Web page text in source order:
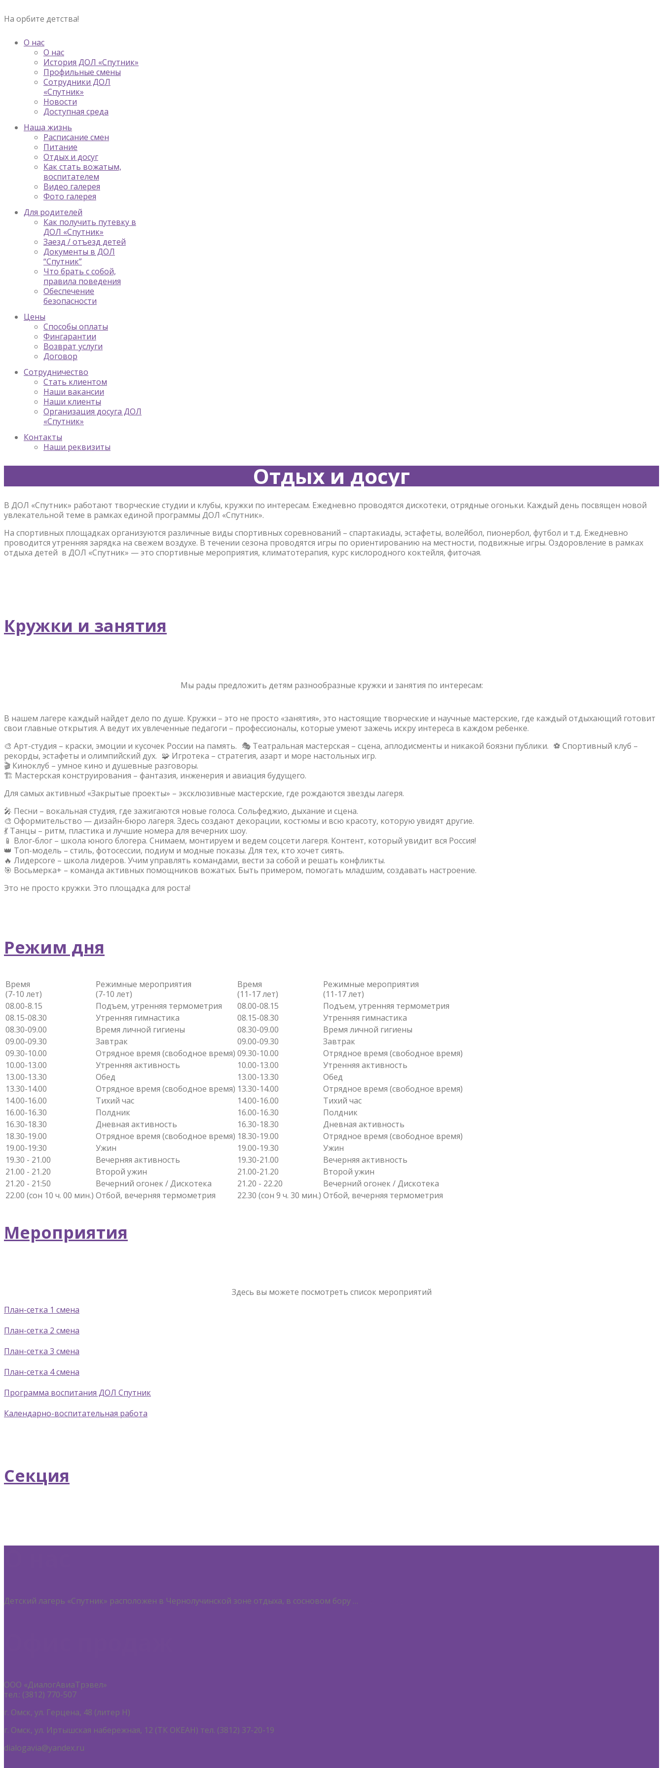
На орбите детства!
О нас
О нас
История ДОЛ «Спутник»
Профильные смены
Сотрудники ДОЛ
«Спутник»
Новости
Доступная среда
Наша жизнь
Расписание смен
Питание
Отдых и досуг
Как стать вожатым,
воспитателем
Видео галерея
Фото галерея
Для родителей
Как получить путевку в
ДОЛ «Спутник»
Заезд / отъезд детей
Документы в ДОЛ
“Спутник”
Что брать с собой,
правила поведения
Обеспечение
безопасности
Цены
Способы оплаты
Фингарантии
Возврат услуги
Договор
Сотрудничество
Стать клиентом
Наши вакансии
Наши клиенты
Организация досуга ДОЛ
«Спутник»
Контакты
Наши реквизиты
Отдых и досуг
В ДОЛ «Спутник» работают творческие студии и клубы, кружки по интересам. Ежедневно проводятся дискотеки, отрядные огоньки. Каждый день посвящен новой
увлекательной теме в рамках единой программы ДОЛ «Спутник».
На спортивных площадках организуются различные виды спортивных соревнований – спартакиады, эстафеты, волейбол, пионербол, футбол и т.д. Ежедневно
проводится утренняя зарядка на свежем воздухе. В течении сезона проводятся игры по ориентированию на местности, подвижные игры. Оздоровление в рамках
отдыха детей в ДОЛ «Спутник» — это спортивные мероприятия, климатотерапия, курс кислородного коктейля, фиточая.
Кружки и занятия
Мы рады предложить детям разнообразные кружки и занятия по интересам:
В нашем лагере каждый найдет дело по душе. Кружки – это не просто «занятия», это настоящие творческие и научные мастерские, где каждый отдыхающий готовит
свои главные открытия. А ведут их увлеченные педагоги – профессионалы, которые умеют зажечь искру интереса в каждом ребенке.
🎨 Арт-студия – краски, эмоции и кусочек России на память. 🎭 Театральная мастерская – сцена, аплодисменты и никакой боязни публики. ⚽ Спортивный клуб –
рекорды, эстафеты и олимпийский дух. 🧩 Игротека – стратегия, азарт и море настольных игр.
🎬 Киноклуб – умное кино и душевные разговоры.
🏗️ Мастерская конструирования – фантазия, инженерия и авиация будущего.
Для самых активных! «Закрытые проекты» – эксклюзивные мастерские, где рождаются звезды лагеря.
🎤 Песни – вокальная студия, где зажигаются новые голоса. Сольфеджио, дыхание и сцена.
🎨 Оформительство — дизайн-бюро лагеря. Здесь создают декорации, костюмы и всю красоту, которую увидят другие.
💃 Танцы – ритм, пластика и лучшие номера для вечерних шоу.
📱 Влог-блог – школа юного блогера. Снимаем, монтируем и ведем соцсети лагеря. Контент, который увидит вся Россия!
👑 Топ-модель – стиль, фотосессии, подиум и модные показы. Для тех, кто хочет сиять.
🔥 Лидерcore – школа лидеров. Учим управлять командами, вести за собой и решать конфликты.
🎯 Восьмерка+ – команда активных помощников вожатых. Быть примером, помогать младшим, создавать настроение.
Это не просто кружки. Это площадка для роста!
Режим дня
Время
(7-10 лет)
Режимные мероприятия
(7-10 лет)
Время
(11-17 лет)
Режимные мероприятия
(11-17 лет)
08.00-8.15
Подъем, утренняя термометрия 08.00-08.15
Подъем, утренняя термометрия
08.15-08.30
Утренняя гимнастика 08.15-08.30
Утренняя гимнастика
08.30-09.00
Время личной гигиены 08.30-09.00
Время личной гигиены
09.00-09.30
Завтрак 09.00-09.30
Завтрак
09.30-10.00
Отрядное время (свободное время) 09.30-10.00
Отрядное время (свободное время)
10.00-13.00
Утренняя активность 10.00-13.00
Утренняя активность
13.00-13.30
Обед 13.00-13.30
Обед
13.30-14.00
Отрядное время (свободное время) 13.30-14.00
Отрядное время (свободное время)
14.00-16.00
Тихий час 14.00-16.00
Тихий час
16.00-16.30
Полдник 16.00-16.30
Полдник
16.30-18.30
Дневная активность 16.30-18.30
Дневная активность
18.30-19.00
Отрядное время (свободное время) 18.30-19.00
Отрядное время (свободное время)
19.00-19:30
Ужин 19.00-19.30
Ужин
19.30 - 21.00
Вечерняя активность 19.30-21.00
Вечерняя активность
21.00 - 21.20
Второй ужин 21.00-21.20
Второй ужин
21.20 - 21:50
Вечерний огонек / Дискотека 21.20 - 22.20
Вечерний огонек / Дискотека
22.00 (сон 10 ч. 00 мин.) Отбой, вечерняя термометрия 22.30 (сон 9 ч. 30 мин.) Отбой, вечерняя термометрия
Мероприятия
Здесь вы можете посмотреть список мероприятий
План-сетка 1 смена
План-сетка 2 смена
План-сетка 3 смена
План-сетка 4 смена
Программа воспитания ДОЛ Спутник
Календарно-воспитательная работа
Секция
Детский лагерь «Спутник» расположен в Чернолучинской зоне отдыха, в сосновом бору …
ООО «ДиалогАвиаТрэвел»
тел.: (3812) 770-507
г. Омск, ул. Герцена, 48 (литер Н)
г. Омск, ул. Иртышская набережная, 12 (ТК ОКЕАН) тел. (3812) 37-20-19
dialogavia@yandex.ru